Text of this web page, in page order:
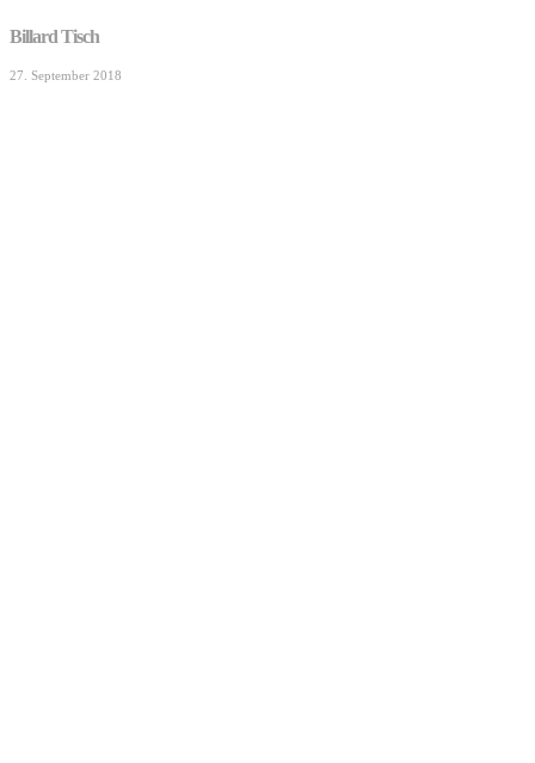
Billard Tisch
27. September 2018